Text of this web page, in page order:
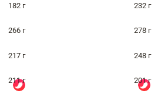
182 г 232 г
266 г 278 г
217 г 248 г
211 г 201 г